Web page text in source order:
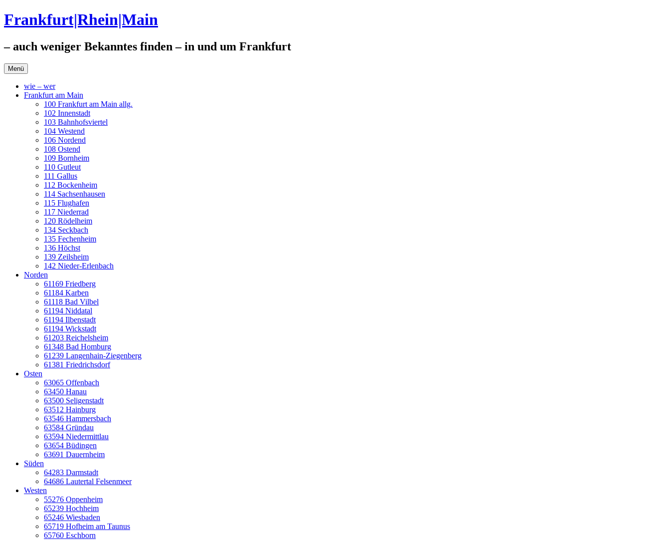
Zum
Inhalt
Frankfurt|Rhein|Main
– auch weniger Bekanntes finden – in und um Frankfurt
Menü
wie – wer
Frankfurt am Main
100 Frankfurt am Main allg.
102 Innenstadt
103 Bahnhofsviertel
104 Westend
106 Nordend
108 Ostend
109 Bornheim
110 Gutleut
111 Gallus
112 Bockenheim
114 Sachsenhausen
115 Flughafen
117 Niederrad
120 Rödelheim
134 Seckbach
135 Fechenheim
136 Höchst
139 Zeilsheim
142 Nieder-Erlenbach
Norden
61169 Friedberg
61184 Karben
61118 Bad Vilbel
61194 Niddatal
61194 Ilbenstadt
61194 Wickstadt
61203 Reichelsheim
61348 Bad Homburg
61239 Langenhain-Ziegenberg
61381 Friedrichsdorf
Osten
63065 Offenbach
63450 Hanau
63500 Seligenstadt
63512 Hainburg
63546 Hammersbach
63584 Gründau
63594 Niedermittlau
63654 Büdingen
63691 Dauernheim
Süden
64283 Darmstadt
64686 Lautertal Felsenmeer
Westen
55276 Oppenheim
65239 Hochheim
65246 Wiesbaden
65719 Hofheim am Taunus
65760 Eschborn